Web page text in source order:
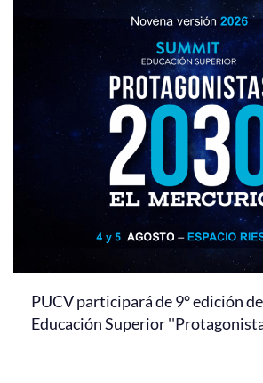
PUCV participará de 9° edición
Educación Superior